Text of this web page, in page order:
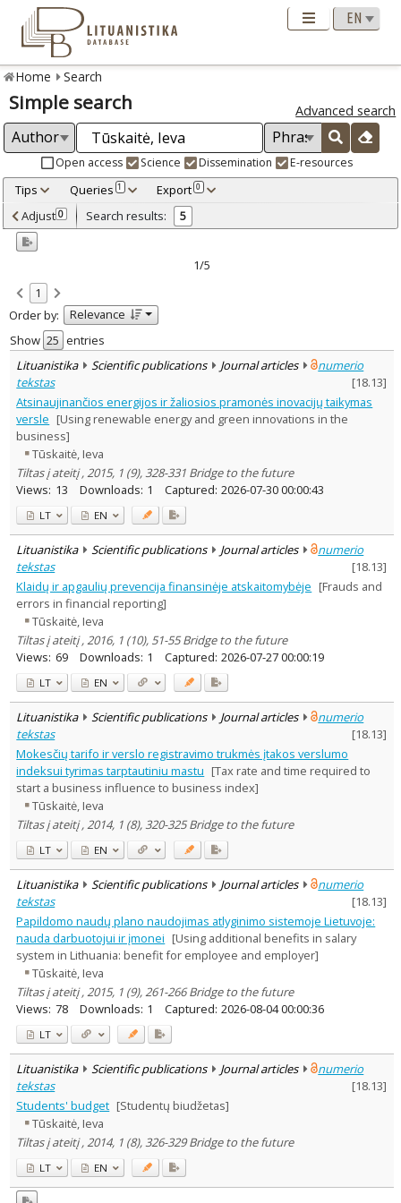
Home Search
Simple search Advanced search
Open access Science Dissemination E-resources
Tips Queries 1 Export 0
Adjusted by criteria 0
Year
Refine
Open access
Scientific publications 5
Document Type:
Journal articles 5
Subject area
Economics
Management 3
Text language
Country of publication
Historical periods
Lithuanian place names
Subject
Journal
Adjust 0 Search results: 5
1/5
1
Order by:
Relevance
Show
entries
Lituanistika
Scientific publications Journal articles
numerio
tekstas
[18.13]
Atsinaujinančios energijos ir žaliosios pramonės inovacijų taikymas
versle [Using renewable energy and green innovations in the
business]
Tūskaitė, Ieva
Tiltas į ateitį , 2015, 1 (9), 328-331 Bridge to the future
Views: 13 Downloads: 1 Captured: 2026-07-30 00:00:43
LT EN
Lituanistika Scientific publications Journal articles
numerio
tekstas
[18.13]
Klaidų ir apgaulių prevencija finansinėje atskaitomybėje [Frauds and
errors in financial reporting]
Tūskaitė, Ieva
Tiltas į ateitį , 2016, 1 (10), 51-55 Bridge to the future
Views: 69 Downloads: 1 Captured: 2026-07-27 00:00:19
LT EN
Lituanistika Scientific publications Journal articles
numerio
tekstas
[18.13]
Mokesčių tarifo ir verslo registravimo trukmės įtakos verslumo
indeksui tyrimas tarptautiniu mastu [Tax rate and time required to
start a business influence to business index]
Tūskaitė, Ieva
Tiltas į ateitį , 2014, 1 (8), 320-325 Bridge to the future
LT EN
Lituanistika Scientific publications Journal articles
numerio
tekstas
[18.13]
Papildomo naudų plano naudojimas atlyginimo sistemoje Lietuvoje:
nauda darbuotojui ir įmonei [Using additional benefits in salary
system in Lithuania: benefit for employee and employer]
Tūskaitė, Ieva
Tiltas į ateitį , 2015, 1 (9), 261-266 Bridge to the future
Views: 78 Downloads: 1 Captured: 2026-08-04 00:00:36
LT
Lituanistika Scientific publications Journal articles
numerio
tekstas
[18.13]
Students' budget [Studentų biudžetas]
Tūskaitė, Ieva
Tiltas į ateitį , 2014, 1 (8), 326-329 Bridge to the future
LT EN